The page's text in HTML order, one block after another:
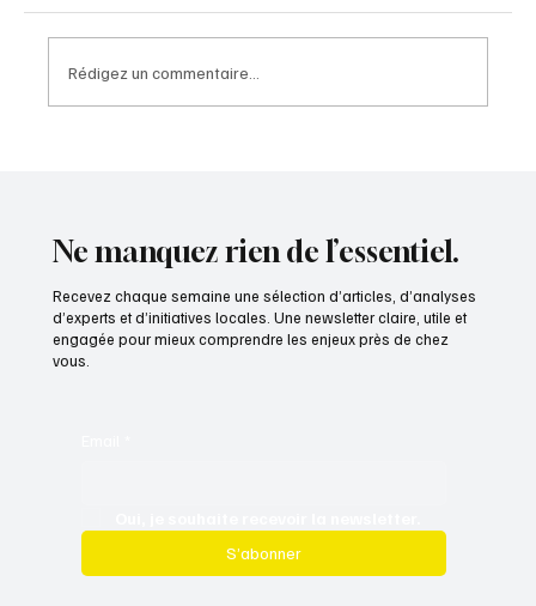
Rédigez un commentaire...
Ne manquez rien de l’essentiel.
Recevez chaque semaine une sélection d’articles, d’analyses
d’experts et d’initiatives locales. Une newsletter claire, utile et
engagée pour mieux comprendre les enjeux près de chez
vous.
S’abonner